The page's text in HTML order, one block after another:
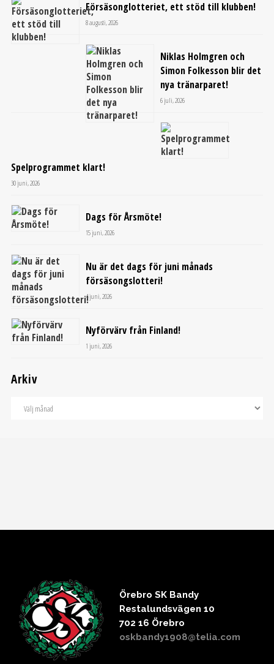
Försäsonglotteriet, ett stöd till klubben!
8 augusti, 2026
Niklas Holmgren och
Simon Folkesson blir det
nya tränarparet!
6 juli, 2026
Spelprogrammet klart!
30 juni, 2026
Dags för Årsmöte!
15 juni, 2026
Nu är det dags för juni månads
försäsongslotteri!
4 juni, 2026
Nyförvärv från Finland!
1 juni, 2026
Arkiv
Örebro SK Bandy
Restalundsvägen 10
702 16 Örebro
oskbandy1908@telia.com